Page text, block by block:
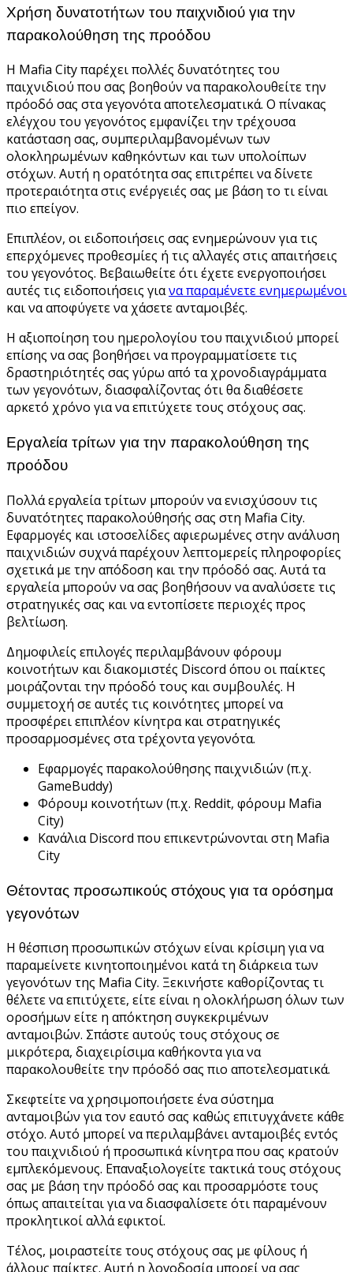
Χρήση δυνατοτήτων του παιχνιδιού για την
παρακολούθηση της προόδου
Η Mafia City παρέχει πολλές δυνατότητες του
παιχνιδιού που σας βοηθούν να παρακολουθείτε την
πρόοδό σας στα γεγονότα αποτελεσματικά. Ο πίνακας
ελέγχου του γεγονότος εμφανίζει την τρέχουσα
κατάσταση σας, συμπεριλαμβανομένων των
ολοκληρωμένων καθηκόντων και των υπολοίπων
στόχων. Αυτή η ορατότητα σας επιτρέπει να δίνετε
προτεραιότητα στις ενέργειές σας με βάση το τι είναι
πιο επείγον.
Επιπλέον, οι ειδοποιήσεις σας ενημερώνουν για τις
επερχόμενες προθεσμίες ή τις αλλαγές στις απαιτήσεις
του γεγονότος. Βεβαιωθείτε ότι έχετε ενεργοποιήσει
αυτές τις ειδοποιήσεις γιανα παραμένετε ενημερωμένοι
και να αποφύγετε να χάσετε ανταμοιβές.
Η αξιοποίηση του ημερολογίου του παιχνιδιού μπορεί
επίσης να σας βοηθήσει να προγραμματίσετε τις
δραστηριότητές σας γύρω από τα χρονοδιαγράμματα
των γεγονότων, διασφαλίζοντας ότι θα διαθέσετε
αρκετό χρόνο για να επιτύχετε τους στόχους σας.
Εργαλεία τρίτων για την παρακολούθηση της
προόδου
Πολλά εργαλεία τρίτων μπορούν να ενισχύσουν τις
δυνατότητες παρακολούθησής σας στη Mafia City.
Εφαρμογές και ιστοσελίδες αφιερωμένες στην ανάλυση
παιχνιδιών συχνά παρέχουν λεπτομερείς πληροφορίες
σχετικά με την απόδοση και την πρόοδό σας. Αυτά τα
εργαλεία μπορούν να σας βοηθήσουν να αναλύσετε τις
στρατηγικές σας και να εντοπίσετε περιοχές προς
βελτίωση.
Δημοφιλείς επιλογές περιλαμβάνουν φόρουμ
κοινοτήτων και διακομιστές Discord όπου οι παίκτες
μοιράζονται την πρόοδό τους και συμβουλές. Η
συμμετοχή σε αυτές τις κοινότητες μπορεί να
προσφέρει επιπλέον κίνητρα και στρατηγικές
προσαρμοσμένες στα τρέχοντα γεγονότα.
Εφαρμογές παρακολούθησης παιχνιδιών (π.χ.
GameBuddy)
Φόρουμ κοινοτήτων (π.χ. Reddit, φόρουμ Mafia
City)
Κανάλια Discord που επικεντρώνονται στη Mafia
City
Θέτοντας προσωπικούς στόχους για τα ορόσημα
γεγονότων
Η θέσπιση προσωπικών στόχων είναι κρίσιμη για να
παραμείνετε κινητοποιημένοι κατά τη διάρκεια των
γεγονότων της Mafia City. Ξεκινήστε καθορίζοντας τι
θέλετε να επιτύχετε, είτε είναι η ολοκλήρωση όλων των
οροσήμων είτε η απόκτηση συγκεκριμένων
ανταμοιβών. Σπάστε αυτούς τους στόχους σε
μικρότερα, διαχειρίσιμα καθήκοντα για να
παρακολουθείτε την πρόοδό σας πιο αποτελεσματικά.
Σκεφτείτε να χρησιμοποιήσετε ένα σύστημα
ανταμοιβών για τον εαυτό σας καθώς επιτυγχάνετε κάθε
στόχο. Αυτό μπορεί να περιλαμβάνει ανταμοιβές εντός
του παιχνιδιού ή προσωπικά κίνητρα που σας κρατούν
εμπλεκόμενους. Επαναξιολογείτε τακτικά τους στόχους
σας με βάση την πρόοδό σας και προσαρμόστε τους
όπως απαιτείται για να διασφαλίσετε ότι παραμένουν
προκλητικοί αλλά εφικτοί.
Τέλος, μοιραστείτε τους στόχους σας με φίλους ή
άλλους παίκτες. Αυτή η λογοδοσία μπορεί να σας